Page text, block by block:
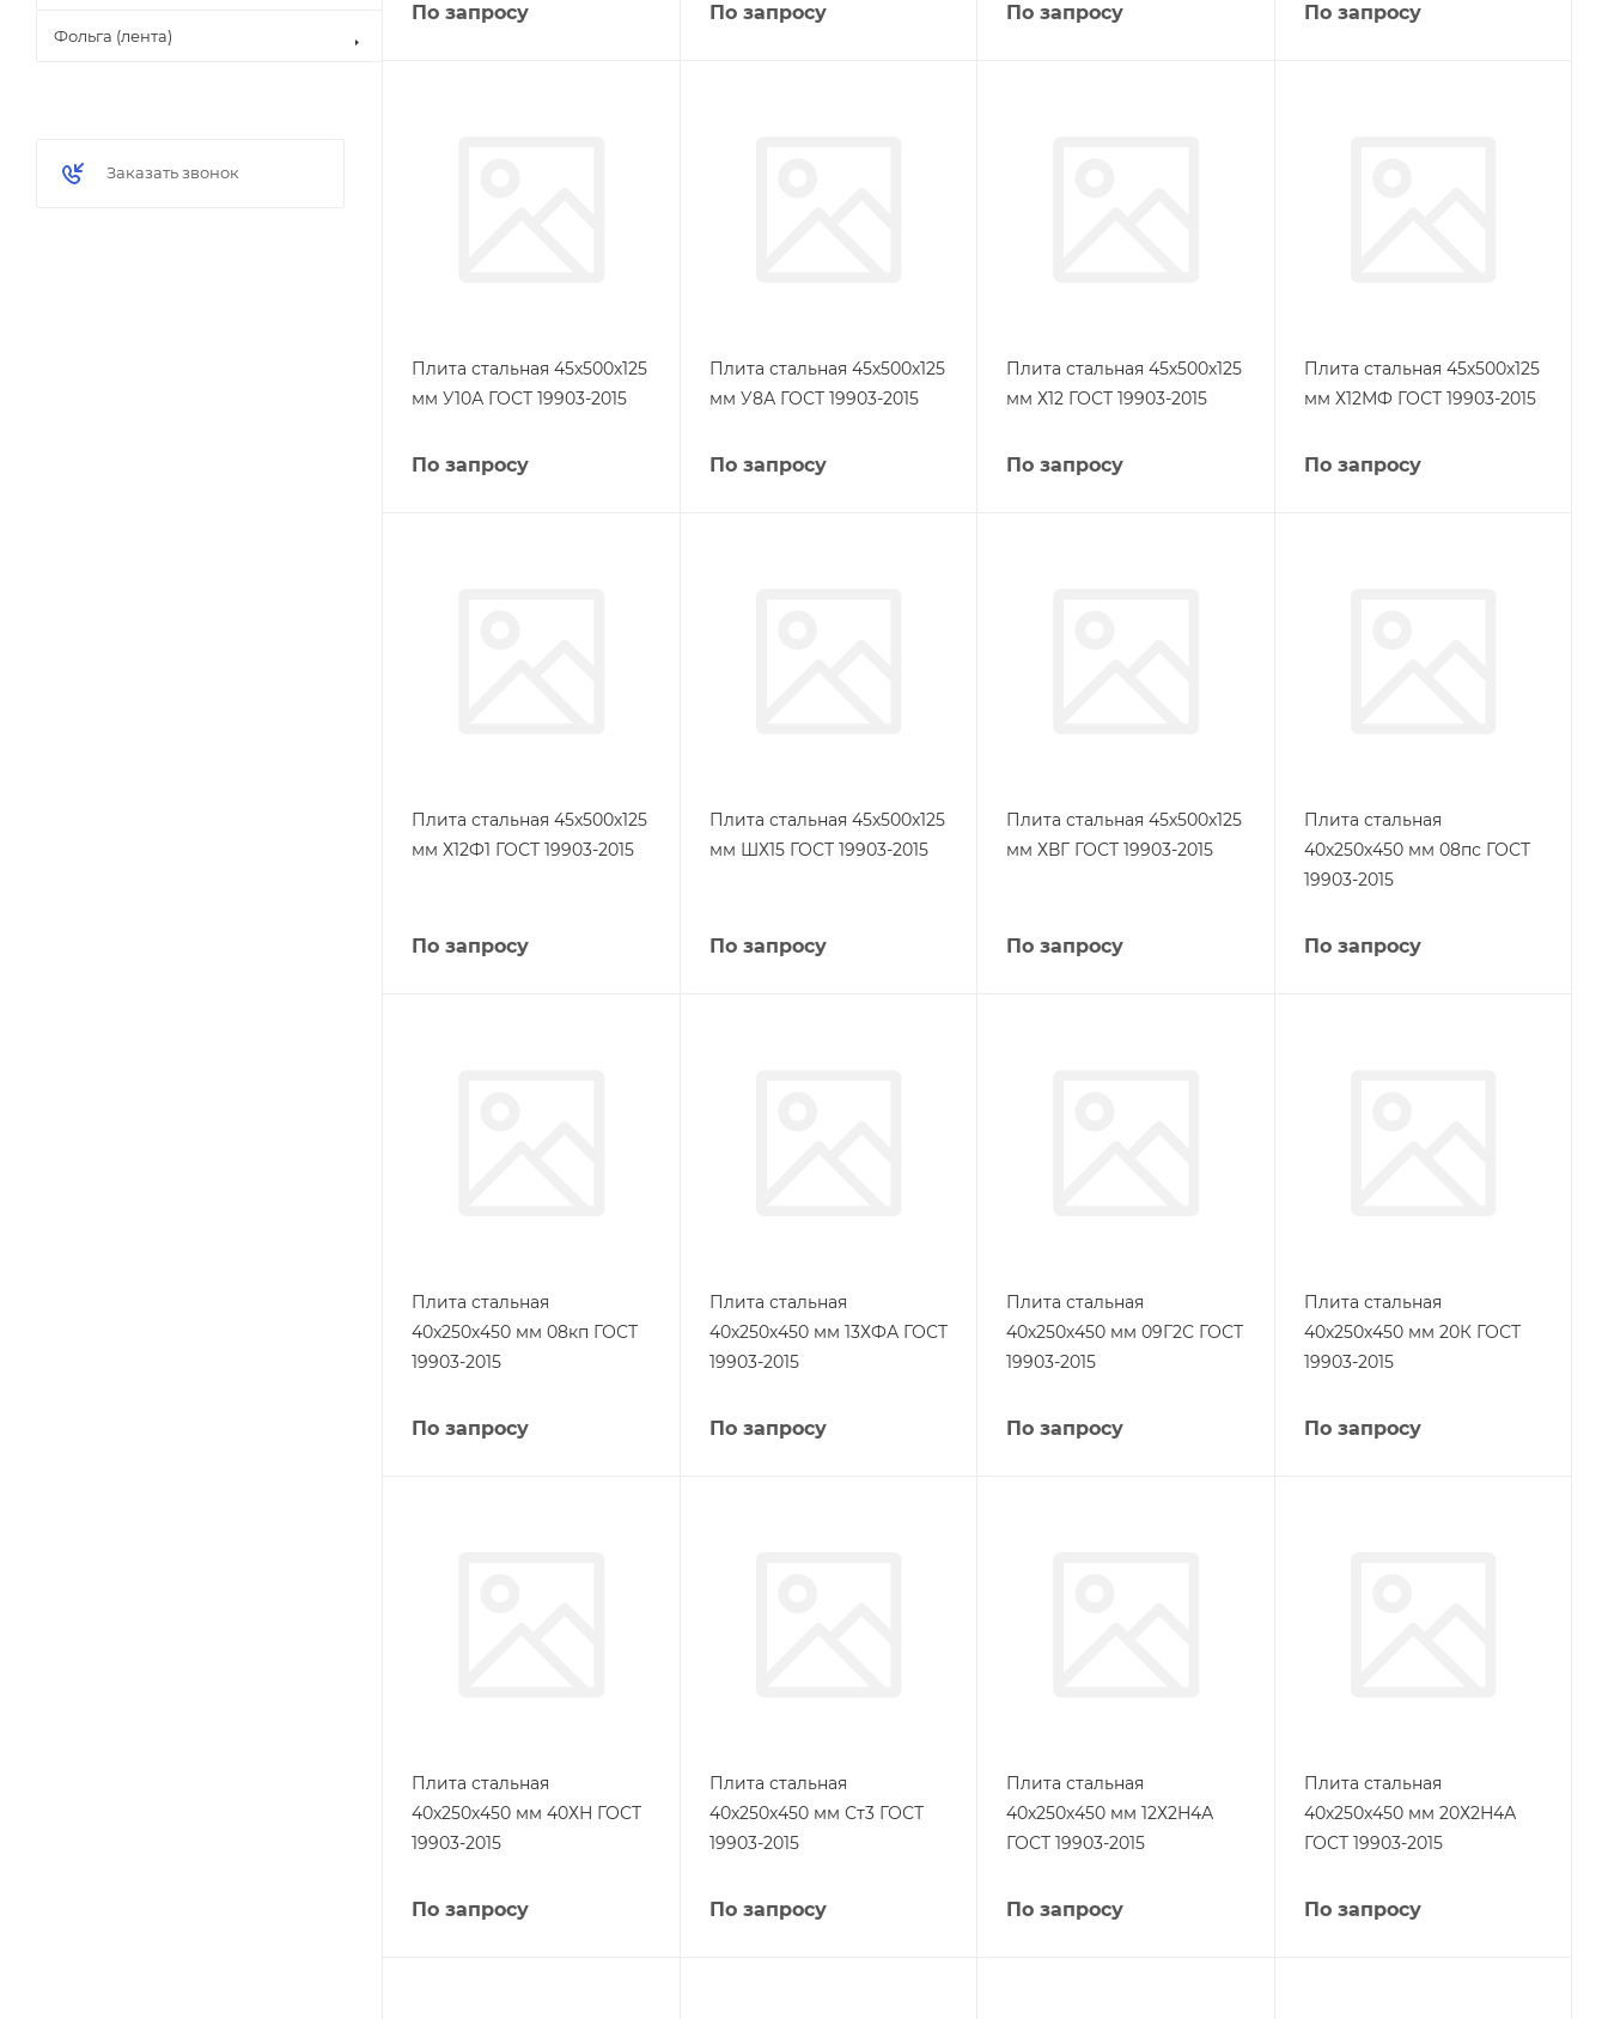
По запросу По запросу По запросу По запросу
Плита стальная 45х500х125
мм У10А ГОСТ 19903-2015
По запросу
Плита стальная 45х500х125
мм У8А ГОСТ 19903-2015
По запросу
Плита стальная 45х500х125
мм Х12 ГОСТ 19903-2015
По запросу
Плита стальная 45х500х125
мм Х12МФ ГОСТ 19903-2015
По запросу
Плита стальная 45х500х125
мм Х12Ф1 ГОСТ 19903-2015
По запросу
Плита стальная 45х500х125
мм ШХ15 ГОСТ 19903-2015
По запросу
Плита стальная 45х500х125
мм ХВГ ГОСТ 19903-2015
По запросу
Плита стальная
40х250х450 мм 08пс ГОСТ
19903-2015
По запросу
Плита стальная
40х250х450 мм 08кп ГОСТ
19903-2015
По запросу
Плита стальная
40х250х450 мм 13ХФА ГОСТ
19903-2015
По запросу
Плита стальная
40х250х450 мм 09Г2С ГОСТ
19903-2015
По запросу
Плита стальная
40х250х450 мм 20К ГОСТ
19903-2015
По запросу
Плита стальная
40х250х450 мм 40ХН ГОСТ
19903-2015
По запросу
Плита стальная
40х250х450 мм Ст3 ГОСТ
19903-2015
По запросу
Плита стальная
40х250х450 мм 12Х2Н4А
ГОСТ 19903-2015
По запросу
Плита стальная
40х250х450 мм 20Х2Н4А
ГОСТ 19903-2015
По запросу
Фольга (лента)
Заказать звонок